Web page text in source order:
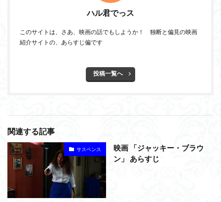
ハル君でっス
このサイトは、さあ、映画の話でもしようか！ 独断と偏見の映画
紹介サイトの、あらすじ偏です
投稿一覧へ
関連する記事
サスペンス
映画 「ジャッキー・ブラウ
ン」 あらすじ